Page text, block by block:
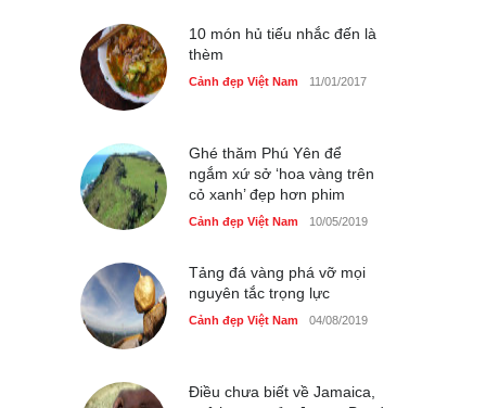
Cảnh đẹp Việt Nam 24/04/2020
Những món ăn đồng quê
10 món hủ tiếu nhắc đến là
thèm
Cảnh đẹp Việt Nam 11/01/2017
Ghé thăm Phú Yên để
ngắm xứ sở ‘hoa vàng trên
cỏ xanh’ đẹp hơn phim
Cảnh đẹp Việt Nam 10/05/2019
Tảng đá vàng phá vỡ mọi
nguyên tắc trọng lực
Cảnh đẹp Việt Nam 04/08/2019
Điều chưa biết về Jamaica,